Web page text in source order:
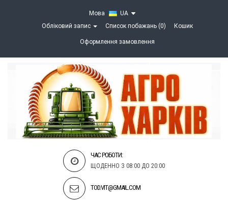
Мова
UA
Обліковий запис
Список побажань (0) Кошик
Оформлення замовлення
ЧАС РОБОТИ:
ЩОДЕННО З 08:00 ДО 20:00
TOD.VIT@GMAIL.COM